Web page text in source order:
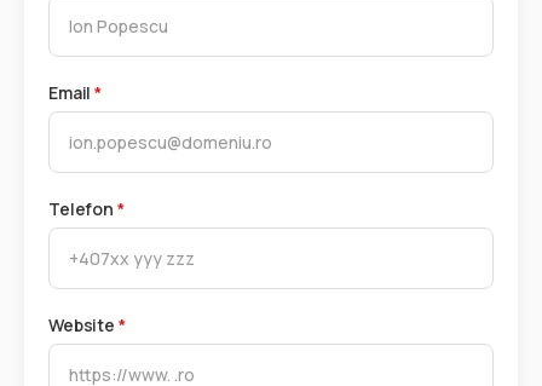
Email*
Telefon *
Website *